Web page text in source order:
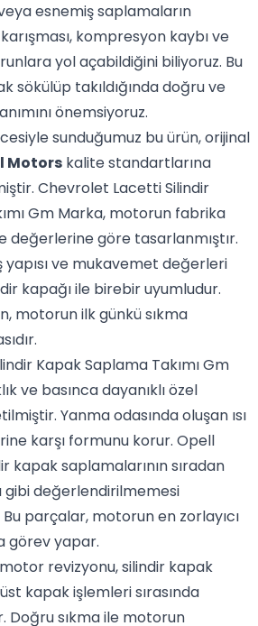
esnemiş saplamaların
kompresyon kaybı ve
yol açabildiğini biliyoruz. Bu
sökülüp takıldığında doğru ve
önemsiyoruz.
sunduğumuz bu ürün, orijinal
Motors kalite standartlarına
Chevrolet Lacetti Silindir
Gm Marka, motorun fabrika
değerlerine göre tasarlanmıştır.
yapısı ve mukavemet değerleri
kapağı ile birebir uyumludur.
motorun ilk günkü sıkma
Kapak Saplama Takımı Gm
ve basınca dayanıklı özel
Yanma odasında oluşan ısı
karşı formunu korur. Opell
kapak saplamalarının sıradan
gibi değerlendirilmemesi
parçalar, motorun en zorlayıcı
görev yapar.
revizyonu, silindir kapak
kapak işlemleri sırasında
Doğru sıkma ile motorun